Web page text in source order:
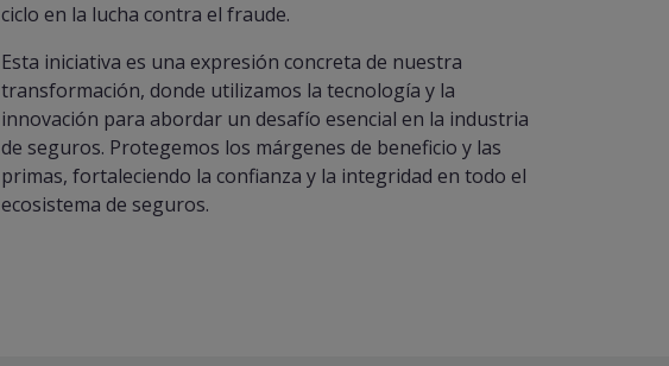
ciclo en la lucha contra el fraude.
Esta iniciativa es una expresión concreta de nuestra
transformación, donde utilizamos la tecnología y la
innovación para abordar un desafío esencial en la industria
de seguros. Protegemos los márgenes de beneficio y las
primas, fortaleciendo la confianza y la integridad en todo el
ecosistema de seguros.